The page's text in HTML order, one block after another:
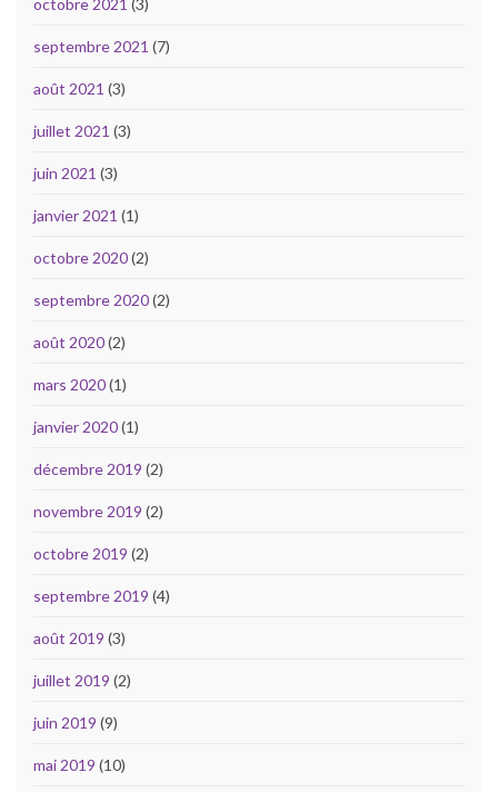
octobre 2021 (3)
septembre 2021 (7)
août 2021 (3)
juillet 2021 (3)
juin 2021 (3)
janvier 2021 (1)
octobre 2020(2)
septembre 2020(2)
août 2020(2)
mars 2020(1)
janvier 2020(1)
décembre 2019 (2)
novembre 2019 (2)
octobre 2019 (2)
septembre 2019 (4)
août 2019 (3)
juillet 2019 (2)
juin 2019 (9)
mai 2019 (10)